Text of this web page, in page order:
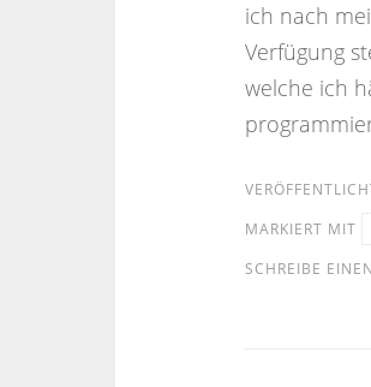
ich nach
Verfügung
welche ich
MARKIERT MIT
SCHREIBE